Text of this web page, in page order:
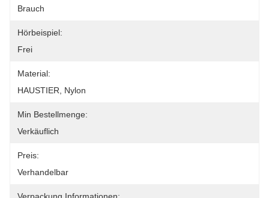
Brauch
Hörbeispiel:
Frei
Material:
HAUSTIER, Nylon
Min Bestellmenge:
Verkäuflich
Preis:
Verhandelbar